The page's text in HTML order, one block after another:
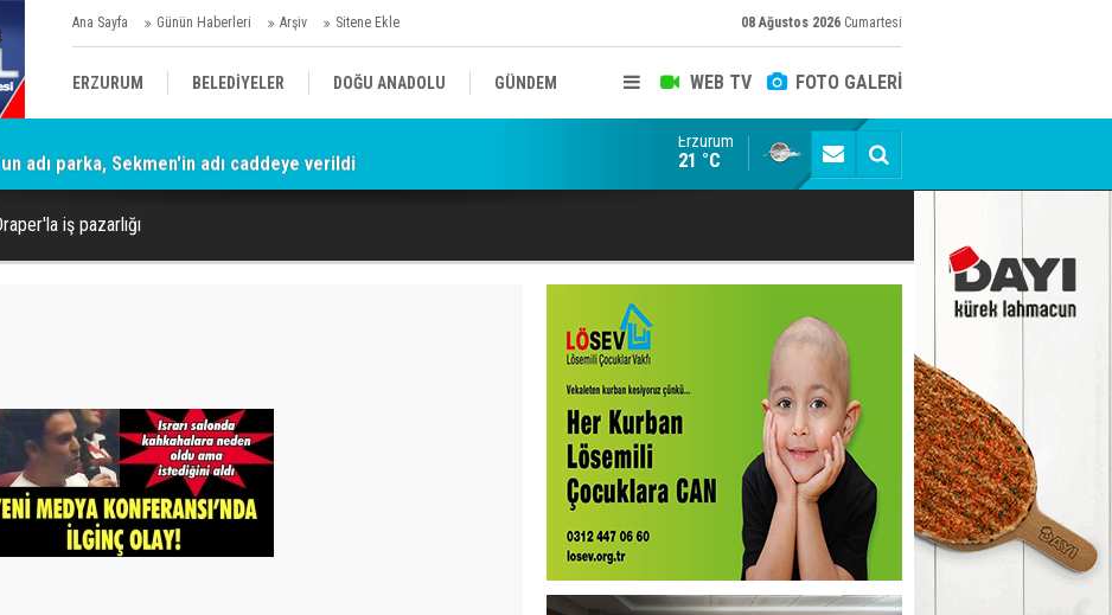
Ana Sayfa Günün Haberleri Arşiv Sitene Ekle 08 Ağustos 2026 Cumartesi
WEB TV FOTO GALERİ
ERZURUM BELEDİYELER DOĞU ANADOLU GÜNDEM
SİYASET AFAD/ SAVAŞ SPOR
KÜLTÜR/SANAT//MAĞAZİN
adı parka, Sekmen'in adı caddeye verildi Konuşanlar'a katıldı, söyledikleri başına iş açtı!
Erzurum
21 °C
iş pazarlığı